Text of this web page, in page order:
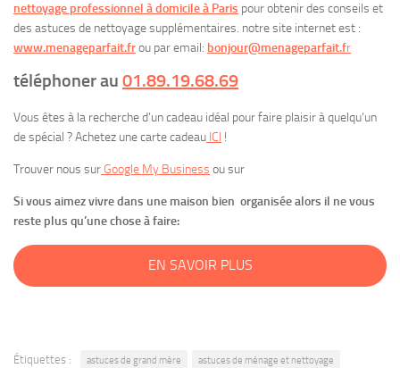
nettoyage professionnel à domicile à Paris pour obtenir des conseils et
des astuces de nettoyage supplémentaires. notre site internet est :
www.menageparfait.frou par email: bonjour@menageparfait.fr
téléphoner au 01.89.19.68.69
Vous êtes à la recherche d’un cadeau idéal pour faire plaisir à quelqu’un
de spécial ? Achetez une carte cadeau ICI !
Trouver nous sur Google My Business ou sur
Si vous aimez vivre dans une maison bien organisée alors il ne vous
reste plus qu’une chose à faire:
EN SAVOIR PLUS
Étiquettes : astuces de grand mère astuces de ménage et nettoyage